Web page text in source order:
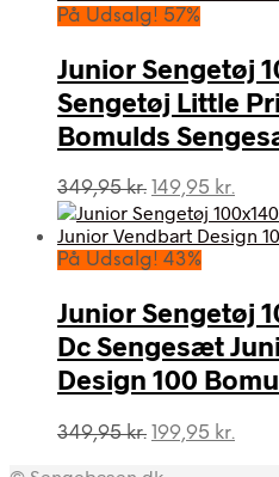
var:
På Udsalg! 57%
Junior Sengetøj
Sengetøj Little
Bomulds
349,95kr. Den
oprindelige
pris
var:
149,95 kr.
pris
På Udsalg! 43%
Junior Sengetøj
Dc Sengesæt
Design 100
349,95kr. Den
199,95 kr.